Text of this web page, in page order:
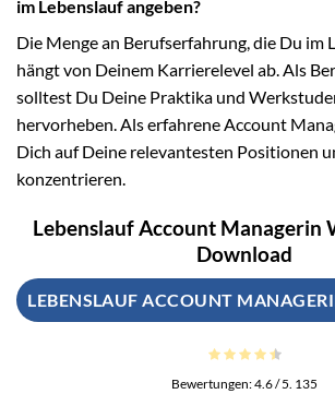
im Lebenslauf angeben?
Die Menge an Berufserfahrung, die Du im
hängt von Deinem Karrierelevel ab. Als
solltest Du Deine Praktika und
hervorheben. Als erfahrene Account
Dich auf Deine relevantesten Positionen
konzentrieren.
Lebenslauf Account Managerin
Download
LEBENSLAUF ACCOUNT
Bewertungen:4.6/ 5. 135